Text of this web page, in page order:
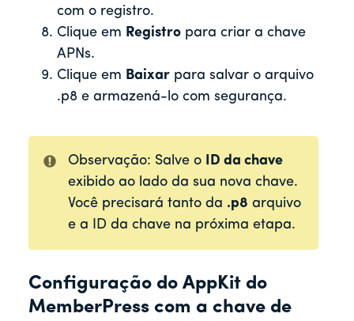
com o registro.
Clique em Registro para criar a chave
APNs.
Clique em Baixar para salvar o arquivo
.p8 e armazená-lo com segurança.
Observação: Salve o ID da chave
exibido ao lado da sua nova chave.
Você precisará tanto da .p8 arquivo
e a ID da chave na próxima etapa.
Configuração do AppKit do
MemberPress com a chave de